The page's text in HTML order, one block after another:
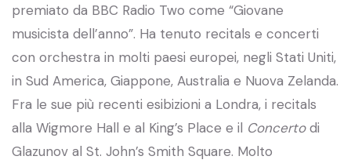
premiato da BBC Radio Two come “Giovane
musicista dell’anno”. Ha tenuto recitals e concerti
con orchestra in molti paesi europei, negli Stati Uniti,
in Sud America, Giappone, Australia e Nuova Zelanda.
Fra le sue più recenti esibizioni a Londra, i recitals
alla Wigmore Hall e al King’s Place e il Concertodi
Glazunov al St. John’s Smith Square. Molto